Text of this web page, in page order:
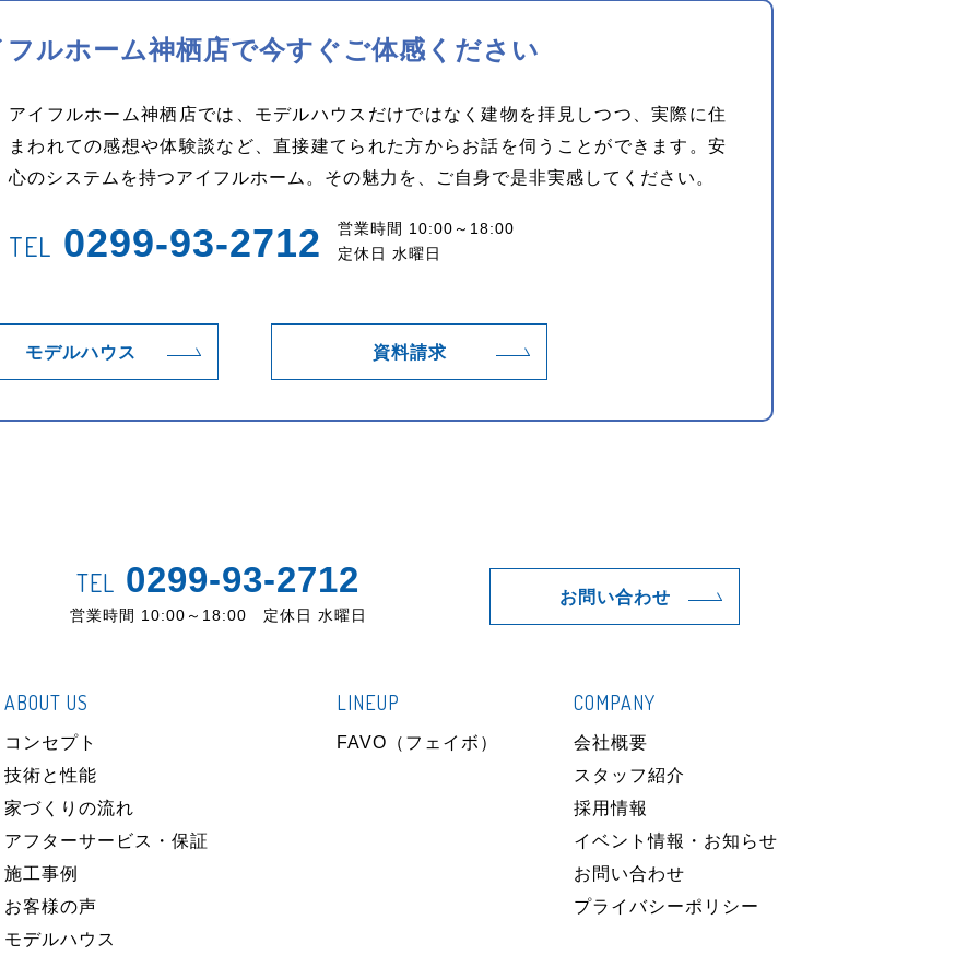
フルホーム神栖店で今すぐご体感ください
アイフルホーム神栖店では、モデルハウスだけではなく建物を拝見しつつ、実際に住
まわれての感想や体験談など、直接建てられた方からお話を伺うことができます。安
心のシステムを持つアイフルホーム。その魅力を、ご自身で是非実感してください。
TEL 0299-93-2712
営業時間 10:00～18:00
定休日 水曜日
モデルハウス 資料請求
TEL 0299-93-2712
営業時間 10:00～18:00 定休日 水曜日
お問い合わせ
ABOUT US
コンセプト
技術と性能
家づくりの流れ
アフターサービス・保証
施工事例
お客様の声
モデルハウス
LINEUP
FAVO（フェイボ）
COMPANY
会社概要
スタッフ紹介
採用情報
イベント情報・お知らせ
お問い合わせ
プライバシーポリシー